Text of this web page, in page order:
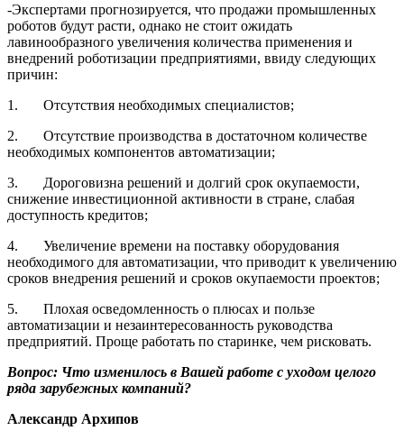
-Экспертами прогнозируется, что продажи промышленных
роботов будут расти, однако не стоит ожидать
лавинообразного увеличения количества применения и
внедрений роботизации предприятиями, ввиду следующих
причин:
1. Отсутствия необходимых специалистов;
2. Отсутствие производства в достаточном количестве
необходимых компонентов автоматизации;
3. Дороговизна решений и долгий срок окупаемости,
снижение инвестиционной активности в стране, слабая
доступность кредитов;
4. Увеличение времени на поставку оборудования
необходимого для автоматизации, что приводит к увеличению
сроков внедрения решений и сроков окупаемости проектов;
5. Плохая осведомленность о плюсах и пользе
автоматизации и незаинтересованность руководства
предприятий. Проще работать по старинке, чем рисковать.
Вопрос: Что изменилось в Вашей работе с уходом целого
ряда зарубежных компаний?
Александр Архипов